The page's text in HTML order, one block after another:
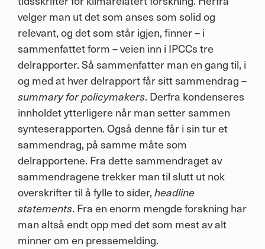
velger man ut det som anses som solid og
relevant, og det som står igjen, finner – i
sammenfattet form – veien inn i IPCCs tre
delrapporter. Så sammenfatter man en gang til, i
og med at hver delrapport får sitt sammendrag –
summary for policymakers. Derfra kondenseres
innholdet ytterligere når man setter sammen
synteserapporten. Også denne får i sin tur et
sammendrag, på samme måte som
delrapportene. Fra dette sammendraget av
sammendragene trekker man til slutt ut nok
overskrifter til å fylle to sider, headline
statements. Fra en enorm mengde forskning har
man altså endt opp med det som mest av alt
minner om en pressemelding.